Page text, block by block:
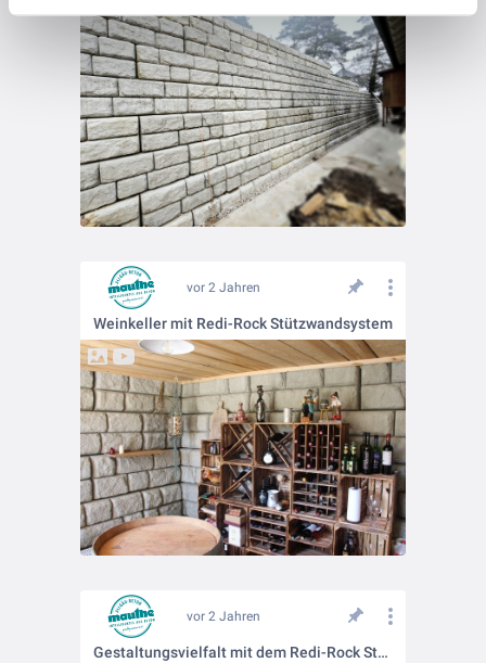
vor 2 Jahren
Weinkeller mit Redi-Rock Stützwandsystem
vor 2 Jahren
Gestaltungsvielfalt mit dem Redi-Rock Stützwandsystem